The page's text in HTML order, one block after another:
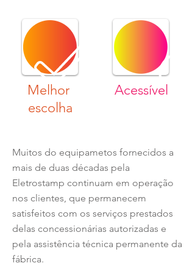
Melhor
escolha
Acessível
Muitos do equipametos fornecidos a
mais de duas décadas pela
Eletrostamp continuam em operação
nos clientes, que permanecem
satisfeitos com os serviços prestados
delas concessionárias autorizadas e
pela assistência técnica permanente da
fábrica.